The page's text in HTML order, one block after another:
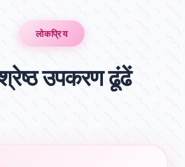
लोकप्रिय
उपकरण ढूंढें